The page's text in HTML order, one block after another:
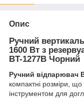
Опис
Ручний
1600 Вт з
BT-1277B Чорний
Ручний відпарювач
компактні розміри,
інструментом для